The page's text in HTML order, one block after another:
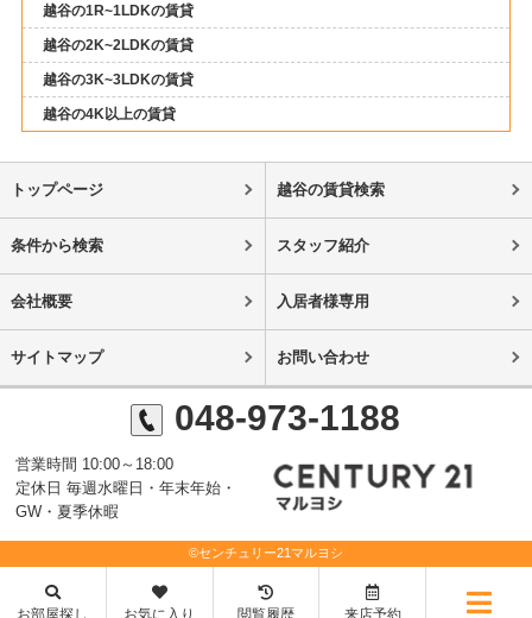
越谷の1R~1LDKの賃貸
越谷の2K~2LDKの賃貸
越谷の3K~3LDKの賃貸
越谷の4K以上の賃貸
トップページ 越谷の賃貸検索
条件から検索 スタッフ紹介
会社概要 入居者様専用
サイトマップ お問い合わせ
048-973-1188
営業時間 10:00～18:00
定休日 毎週水曜日・年末年始・
GW・夏季休暇
©センチュリー21マルヨシ
お部屋探し お気に入り 閲覧履歴 来店予約